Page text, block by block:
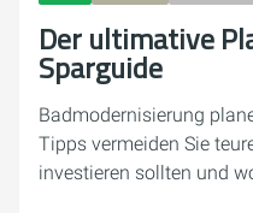
Der ultimative
Sparguide
Badmodernisierung
Tipps vermeiden Sie
investieren sollten und